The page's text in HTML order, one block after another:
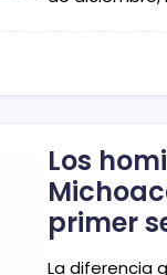
Los
primer
La diferencia